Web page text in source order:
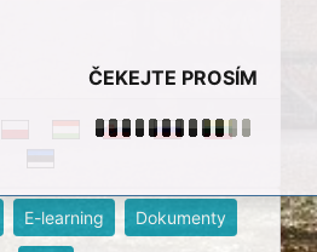
ČEKEJTE PROSÍM
E-learning Dokumenty